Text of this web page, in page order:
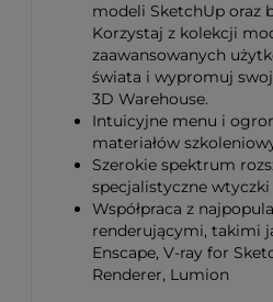
modeli SketchUp oraz
Korzystaj z kolekcji
zaawansowanych
świata i wypromuj
3D Warehouse.
Intuicyjne menu i
materiałów
Szerokie spektrum
specjalistyczne wtyczki
Współpraca z
renderującymi, takimi
Enscape, V-ray for
Renderer, Lumion